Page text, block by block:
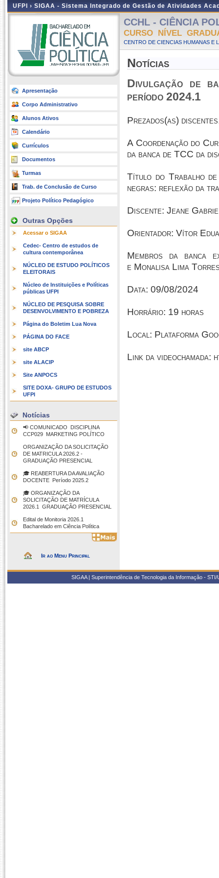
UFPI › SIGAA - Sistema Integrado de Gestão de Atividades
Apresentação
Corpo Administrativo
Alunos Ativos
Calendário
Currículos
Documentos
Turmas
Trab. de Conclusão de Curso
Projeto Político Pedagógico
Outras Opções
Acessar o SIGAA
Cedec- Centro de estudos de
cultura contemporânea
NÚCLEO DE ESTUDO POLÍTICOS
ELEITORAIS
Núcleo de Instituições e Políticas
públicas UFPI
NÚCLEO DE PESQUISA SOBRE
DESENVOLVIMENTO E POBREZA
Página do Boletim Lua Nova
PÁGINA DO FACE
site ABCP
site ALACIP
Site ANPOCS
SITE DOXA- GRUPO DE ESTUDOS
UFPI
Notícias
📢 COMUNICADO  DISCIPLINA
CCP029  MARKETING POLÍTICO
ORGANIZAÇÃO DA SOLICITAÇÃO
DE MATRICULA 2026.2 -
GRADUAÇÃO PRESENCIAL
🎓 REABERTURA DA AVALIAÇÃO
DOCENTE  Período 2025.2
🎓 ORGANIZAÇÃO DA
SOLICITAÇÃO DE MATRÍCULA
2026.1  GRADUAÇÃO PRESENCIAL
Edital de Monitoria 2026.1 
Bacharelado em Ciência Política
Ir ao Menu Principal
CCHL - CIÊNCIA
CURSO NÍVEL
CENTRO DE CIENCIAS HUMANAS E
Notícias
Divulgação de
período 2024.1
Prezados(as)
A Coordenação do
da banca de TCC da
Título do Trabalho
negras: reflexão da
Discente: Jeane
Orientador: Vítor
Membros da banca
e Monalisa Lima
Data: 09/08/2024
Horrário: 19 horas
Local: Plataforma
Link da videochamada:
SIGAA | Superintendência de Tecnologia da Informação -